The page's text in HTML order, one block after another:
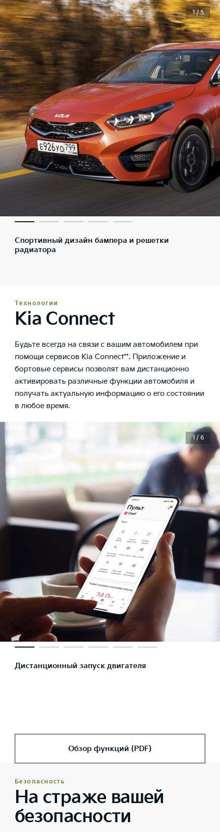
Спортивный дизайн бампера и решетки
радиатора
1 / 5
Технологии
Kia Connect
Будьте всегда на связи с вашим автомобилем при
помощи сервисов Kia Connect**. Приложение и
бортовые сервисы позволят вам дистанционно
активировать различные функции автомобиля и
получать актуальную информацию о его состоянии
в любое время.
Дистанционный запуск двигателя
1 / 6
Обзор функций (PDF)
Безопасность
На страже вашей
безопасности